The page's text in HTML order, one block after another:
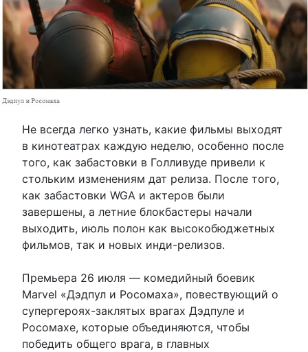
Не всегда легко узнать, какие фильмы выходят
в кинотеатрах каждую неделю, особенно после
того, как забастовки в Голливуде привели к
стольким изменениям дат релиза. После того,
как забастовки WGA и актеров были
завершены, а летние блокбастеры начали
выходить, июль полон как высокобюджетных
фильмов, так и новых инди-релизов.
Премьера 26 июля — комедийный боевик
Marvel «Дэдпул и Росомаха», повествующий о
супергероях-заклятых врагах Дэдпуле и
Росомахе, которые объединяются, чтобы
победить общего врага, в главных